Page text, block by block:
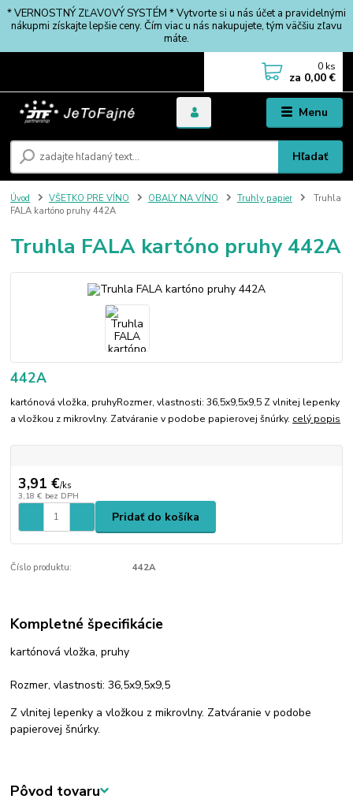
* VERNOSTNÝ ZĽAVOVÝ SYSTÉM * Vytvorte si u nás účet a pravidelnými
nákupmi získajte lepšie ceny. Čím viac u nás nakupujete, tým väčšiu zľavu
máte.
Menu
Hľadať
0 ks
za 0,00 €
Úvod VŠETKO PRE VÍNO OBALY NA VÍNO Truhly papier
Truhla
FALA kartóno pruhy 442A
Truhla FALA kartóno pruhy 442A
442A
kartónová vložka, pruhyRozmer, vlastnosti: 36,5x9,5x9,5 Z vlnitej lepenky
a vložkou z mikrovlny. Zatváranie v podobe papierovej šnúrky. celý popis
3,91 €/ks
3,18 € bez DPH
Pridať do košíka
Číslo produktu: 442A
Kompletné špecifikácie
kartónová vložka, pruhy
Rozmer, vlastnosti: 36,5x9,5x9,5
Z vlnitej lepenky a vložkou z mikrovlny. Zatváranie v podobe
papierovej šnúrky.
Pôvod tovaru